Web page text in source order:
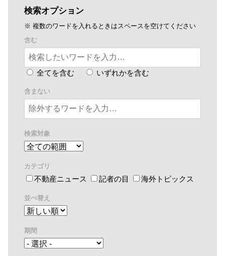
検索オプション
※ 複数のワードを入れるときはスペースを空けてください
含む
全てを含む いずれかを含む
含まない
検索対象
カテゴリ
不動産ニュース 記者の目 海外トピックス
並べ替え
期間